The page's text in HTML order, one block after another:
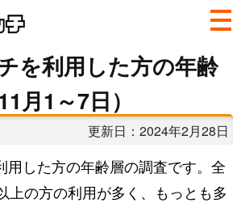
を利用した方の年齢
月1～7日）
更新日： 2024年2月28日
用した方の年齢層の調査です。全
上の方の利用が多く、もっとも多